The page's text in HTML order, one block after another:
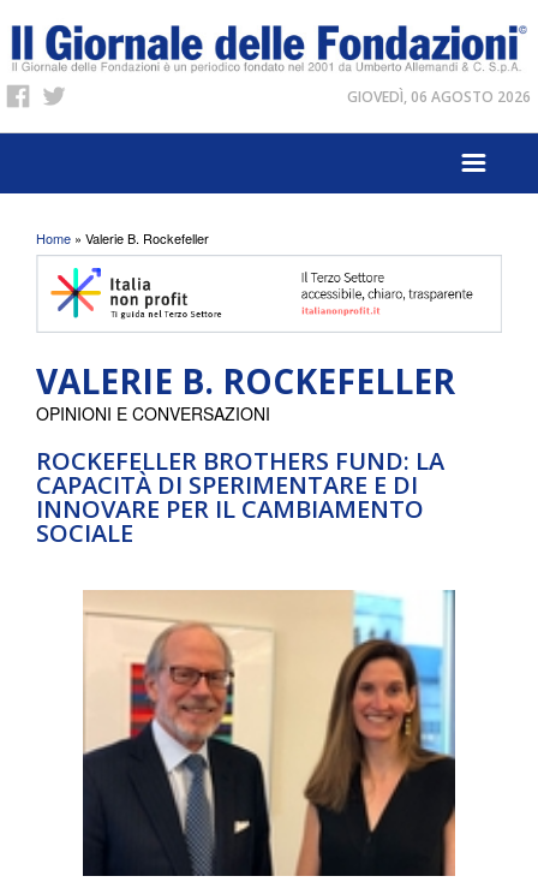
GIOVEDÌ, 06 AGOSTO 2026
Tu sei qui
Home » Valerie B. Rockefeller
VALERIE B. ROCKEFELLER
ROCKEFELLER BROTHERS FUND: LA
CAPACITÀ DI SPERIMENTARE E DI
INNOVARE PER IL CAMBIAMENTO
SOCIALE
OPINIONI E CONVERSAZIONI